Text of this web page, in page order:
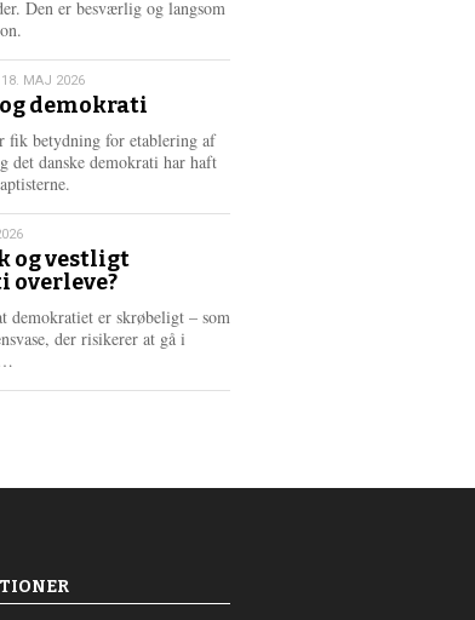
Den er besværlig og langsom
18. MAJ 2026
demokrati
fik betydning for etablering af
det danske demokrati har haft
og vestligt
overleve?
demokratiet er skrøbeligt – som
der risikerer at gå i
e